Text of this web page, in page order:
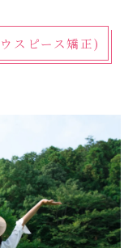
スピース矯正)